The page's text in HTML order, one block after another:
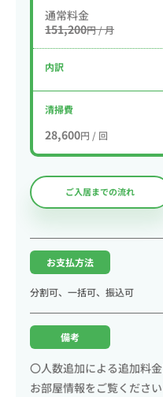
通常料金
151,200円 / 月
内訳
清掃費
28,600円 / 回
ご入居までの流れ
お支払方法
分割可、一括可、振込可
備考
〇人数追加による追加料
お部屋情報をご覧ください